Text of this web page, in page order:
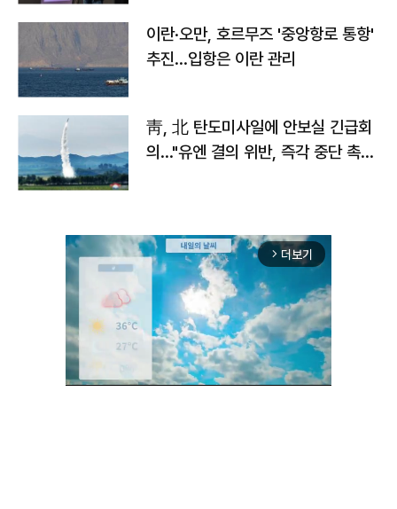
이란·오만, 호르무즈 '중앙항로 통항'
추진…입항은 이란 관리
靑, 北 탄도미사일에 안보실 긴급회
의…"유엔 결의 위반, 즉각 중단 촉
arrow_forward_ios 더보기